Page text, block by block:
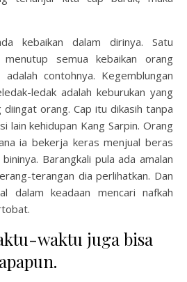
kebaikan dalam dirinya. Satu
menutup semua kebaikan orang
contohnya. Kegemblungan
ledak adalah keburukan yang
diingat orang. Cap itu dikasih tanpa
lain kehidupan Kang Sarpin. Orang
ia bekerja keras menjual beras
Barangkali pula ada amalan
terangan dia perlihatkan. Dan
dalam keadaan mencari nafkah
waktu juga bisa